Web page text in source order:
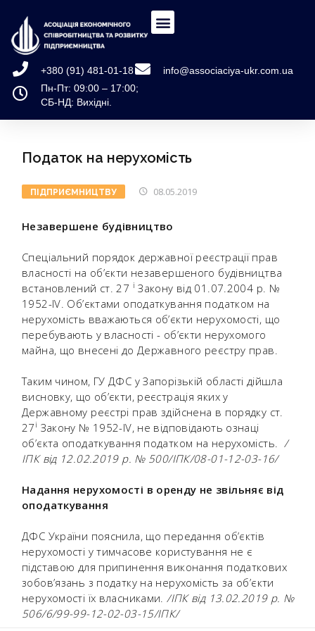
+380 (91) 481-01-18
info@associaciya-ukr.com.ua
Пн-Пт: 09:00 – 17:00;
СБ-НД: Вихідні.
Податок на нерухомість
ПІДПРИЄМНИЦТВУ 08.05.2019
Незавершене будівництво
Спеціальний порядок державної реєстрації прав
власності на об’єкти незавершеного будівництва
встановлений ст. 27 і Закону від 01.07.2004 р. №
1952-ІV. Об’єктами оподаткування податком на
нерухомість вважаються об’єкти нерухомості, що
перебувають у власності - об’єкти нерухомого
майна, що внесені до Державного реєстру прав.
Таким чином, ГУ ДФС у Запорізькій області дійшла
висновку, що об’єкти, реєстрація яких у
Державному реєстрі прав здійснена в порядку ст.
27 і Закону № 1952-ІV, не відповідають ознаці
об’єкта оподаткування податком на нерухомість. /
ІПК від 12.02.2019 р. № 500/ІПК/08-01-12-03-16/
Надання нерухомості в оренду не звільняє від
оподаткування
ДФС України пояснила, що передання об’єктів
нерухомості у тимчасове користування не є
підставою для припинення виконання податкових
зобов’язань з податку на нерухомість за об’єкти
нерухомості їх власниками./ІПК від 13.02.2019 р. №
506/6/99-99-12-02-03-15/ІПК/